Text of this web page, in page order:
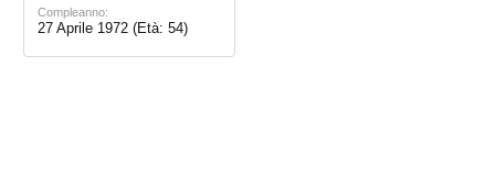
Compleanno:
27 Aprile 1972 (Età: 54)